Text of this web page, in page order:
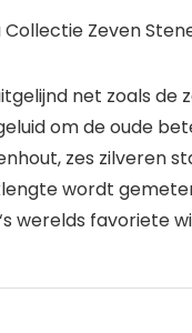
Zeven
net zoals de
om de oude
zes zilveren
wordt
werelds favoriete